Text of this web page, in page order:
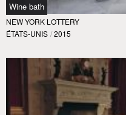
Wine bath
NEW YORK LOTTERY
ÉTATS-UNIS / 2015